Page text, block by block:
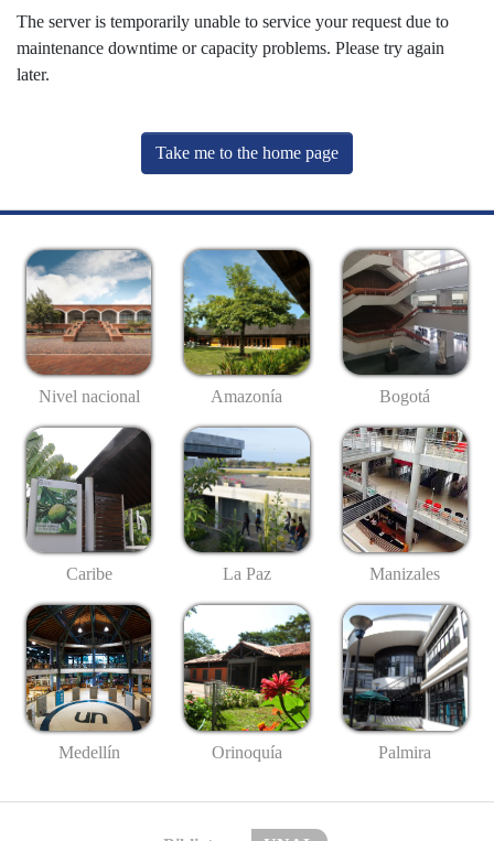
The server is temporarily unable to service your request due to
maintenance downtime or capacity problems. Please try again
later.
Take me to the home page
Nivel nacional Amazonía Bogotá
Caribe La Paz Manizales
Medellín Orinoquía Palmira